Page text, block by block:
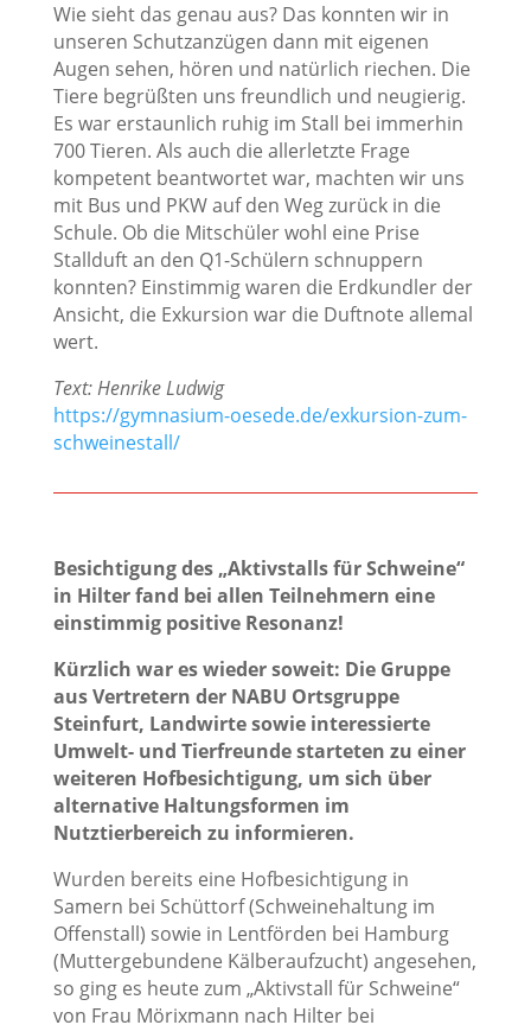
Wie sieht das genau aus? Das konnten wir in
unseren Schutzanzügen dann mit eigenen
Augen sehen, hören und natürlich riechen. Die
Tiere begrüßten uns freundlich und neugierig.
Es war erstaunlich ruhig im Stall bei immerhin
700 Tieren. Als auch die allerletzte Frage
kompetent beantwortet war, machten wir uns
mit Bus und PKW auf den Weg zurück in die
Schule. Ob die Mitschüler wohl eine Prise
Stallduft an den Q1-Schülern schnuppern
konnten? Einstimmig waren die Erdkundler der
Ansicht, die Exkursion war die Duftnote allemal
wert.
Text: Henrike Ludwig
https://gymnasium-oesede.de/exkursion-zum-
schweinestall/
Besichtigung des „Aktivstalls für Schweine“
in Hilter fand bei allen Teilnehmern eine
einstimmig positive Resonanz!
Kürzlich war es wieder soweit: Die Gruppe
aus Vertretern der NABU Ortsgruppe
Steinfurt, Landwirte sowie interessierte
Umwelt- und Tierfreunde starteten zu einer
weiteren Hofbesichtigung, um sich über
alternative Haltungsformen im
Nutztierbereich zu informieren.
Wurden bereits eine Hofbesichtigung in
Samern bei Schüttorf (Schweinehaltung im
Offenstall) sowie in Lentförden bei Hamburg
(Muttergebundene Kälberaufzucht) angesehen,
so ging es heute zum „Aktivstall für Schweine“
von Frau Mörixmann nach Hilter bei